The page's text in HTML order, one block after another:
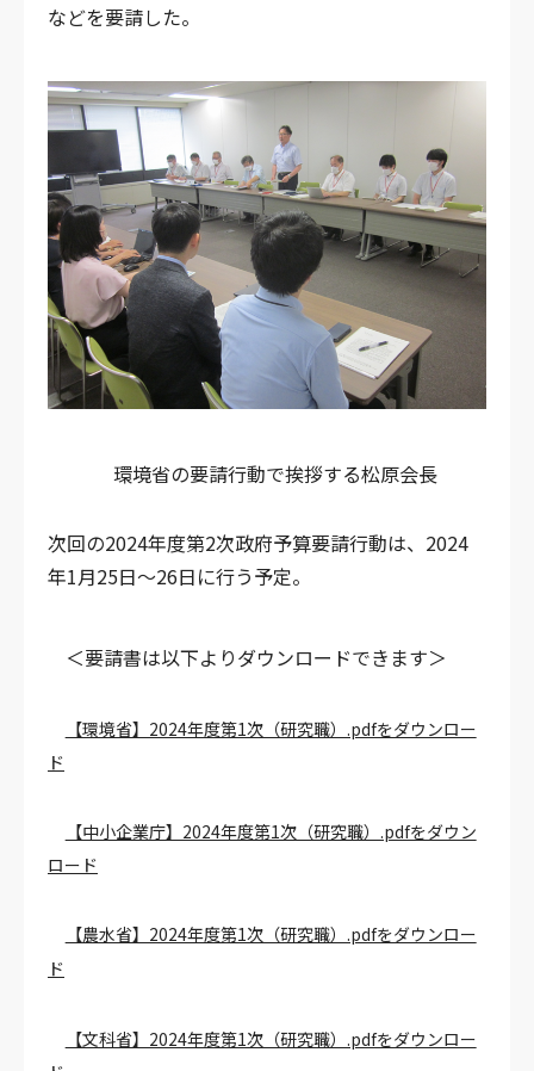
などを要請した。
環境省の要請行動で挨拶する松原会長
次回の2024年度第2次政府予算要請行動は、2024
年1月25日～26日に行う予定。
＜要請書は以下よりダウンロードできます＞
【環境省】2024年度第1次（研究職）.pdfをダウンロー
ド
【中小企業庁】2024年度第1次（研究職）.pdfをダウン
ロード
【農水省】2024年度第1次（研究職）.pdfをダウンロー
ド
【文科省】2024年度第1次（研究職）.pdfをダウンロー